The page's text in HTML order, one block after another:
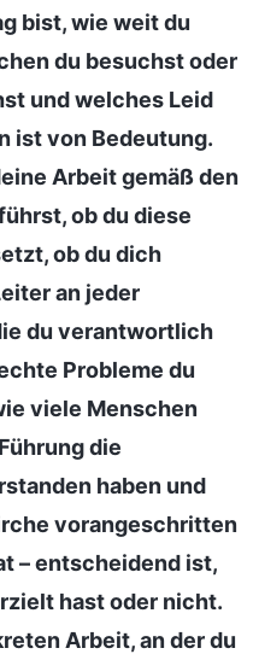
bist, wie weit du
du besuchst oder
und welches Leid
ist von Bedeutung.
Arbeit gemäß den
ob du diese
ob du dich
an jeder
du verantwortlich
Probleme du
viele Menschen
die
haben und
vorangeschritten
– entscheidend ist,
hast oder nicht.
Arbeit, an der du